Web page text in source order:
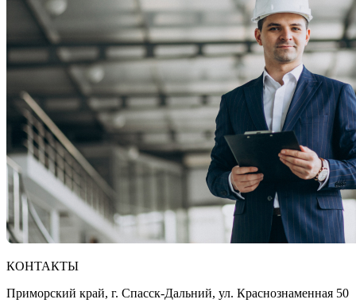
КОНТАКТЫ
Приморский край, г. Спасск-Дальний, ул. Краснознаменная 50